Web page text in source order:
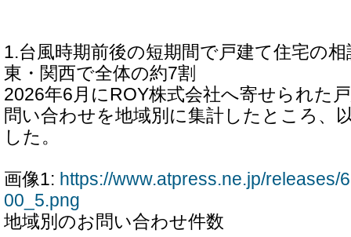
1.台風時期前後の短期間で戸建て住宅の
東・関西で全体の約7割
2026年6月にROY株式会社へ寄せられた
問い合わせを地域別に集計したところ、
した。
画像1: https://www.atpress.ne.jp/releases/
00_5.png
地域別のお問い合わせ件数